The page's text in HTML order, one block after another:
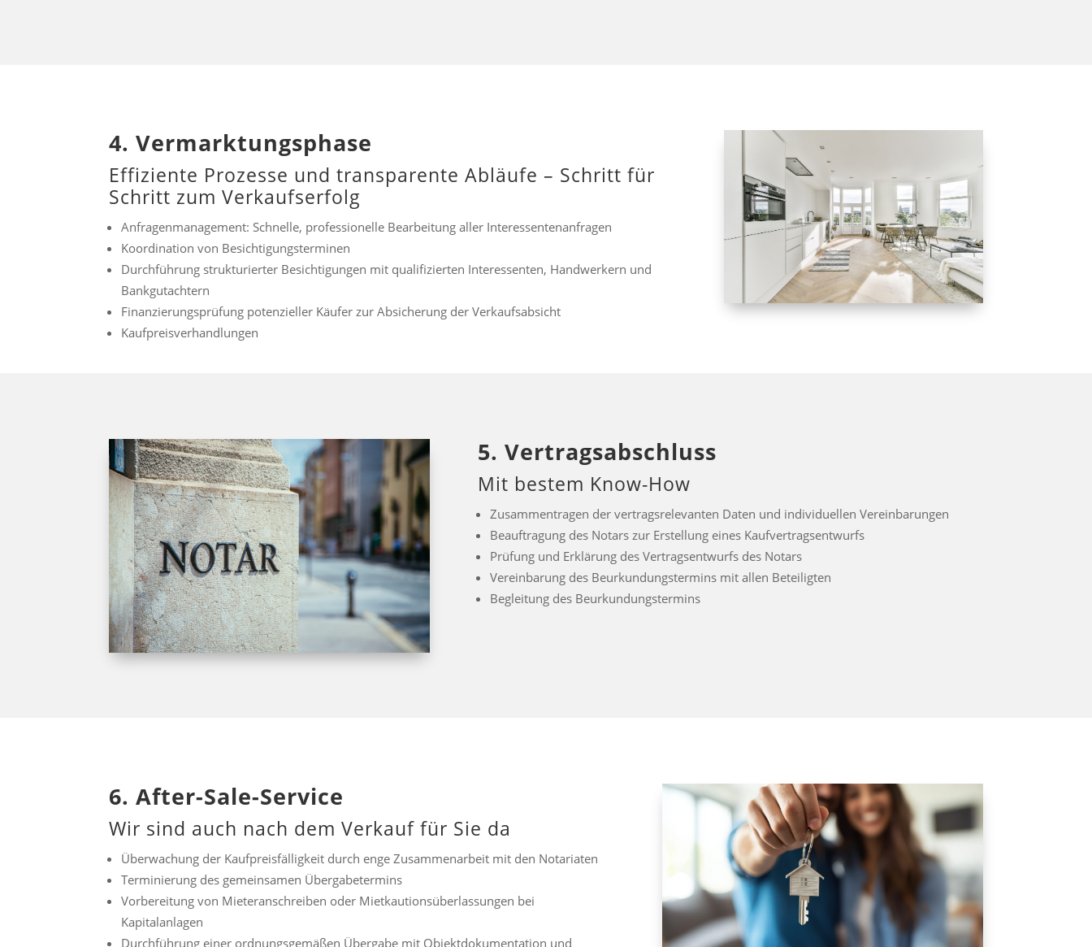
4. Vermarktungsphase
Effiziente Prozesse und transparente Abläufe – Schritt für
Schritt zum Verkaufserfolg
Anfragenmanagement: Schnelle, professionelle Bearbeitung aller Interessentenanfragen
Koordination von Besichtigungsterminen
Durchführung strukturierter Besichtigungen mit qualifizierten Interessenten, Handwerkern und
Bankgutachtern
Finanzierungsprüfung potenzieller Käufer zur Absicherung der Verkaufsabsicht
Kaufpreisverhandlungen
5. Vertragsabschluss
Mit bestem Know-How
Zusammentragen der vertragsrelevanten Daten und individuellen Vereinbarungen
Beauftragung des Notars zur Erstellung eines Kaufvertragsentwurfs
Prüfung und Erklärung des Vertragsentwurfs des Notars
Vereinbarung des Beurkundungstermins mit allen Beteiligten
Begleitung des Beurkundungstermins
6. After-Sale-Service
Wir sind auch nach dem Verkauf für Sie da
Überwachung der Kaufpreisfälligkeit durch enge Zusammenarbeit mit den Notariaten
Terminierung des gemeinsamen Übergabetermins
Vorbereitung von Mieteranschreiben oder Mietkautionsüberlassungen bei
Kapitalanlagen
Durchführung einer ordnungsgemäßen Übergabe mit Objektdokumentation und